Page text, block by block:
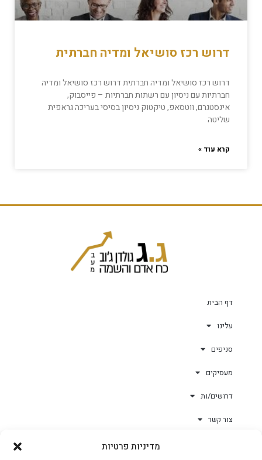
מדיניות פרטיות
דרוש רכז סושיאל ומדיה חברתית
דרוש רכז סושיאל ומדיה חברתית דרוש רכז סושיאל ומדיה
חברתיות עם ניסיון עם רשתות חברתיות – פייסבוק,
אינסטגרם, ווטסאפ, טיקטוק ניסיון בסיסי בעריכה גראפית
שליטה
קרא עוד »
דף הבית
עלינו
סניפים
מעסיקים
דרושים/ות
צור קשר